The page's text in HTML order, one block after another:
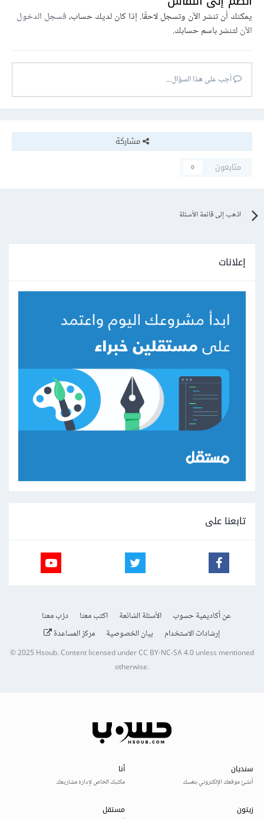
يمكنك أن تنشر الآن وتسجل لاحقًا. إذا كان لديك حساب،فسجل الدخول
الآنلتنشر باسم حسابك.
أجب على هذا السؤال...
مشاركة
متابعون
0
اذهب إلى قائمة الأسئلة
إعلانات
تابعنا على
عن أكاديمية حسوب الأسئلة الشائعة اكتب معنا
درّب معنا
إرشادات الاستخدام
بيان الخصوصية مركز المساعدة
© 2025Hsoub.Content licensed underCC BY-NC-SA 4.0unless mentioned
otherwise.